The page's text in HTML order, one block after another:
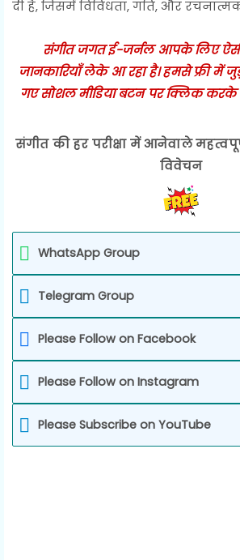
दी है, जिसमें विविधता, गति, और
संगीत जगत ई-जर्नल आपके लिए ऐसी
जानकारियाँ लेके आ रहा है। हमसे फ्री में
गए सोशल मीडिया बटन पर क्लिक करके
संगीत की हर परीक्षा में आनेवाले
विवेचन
WhatsApp Group
Telegram Group
Please Follow on Facebook
Please Follow on Instagram
Please Subscribe on YouTube